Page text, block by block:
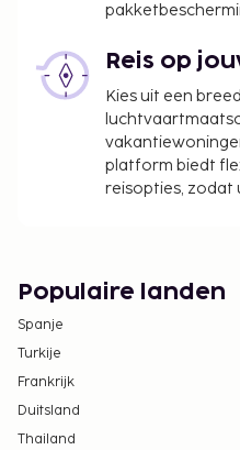
Reis op
Kies uit een
platform biedt
reisopties, zodat
Populaire landen
Spanje
Turkije
Frankrijk
Duitsland
Thailand